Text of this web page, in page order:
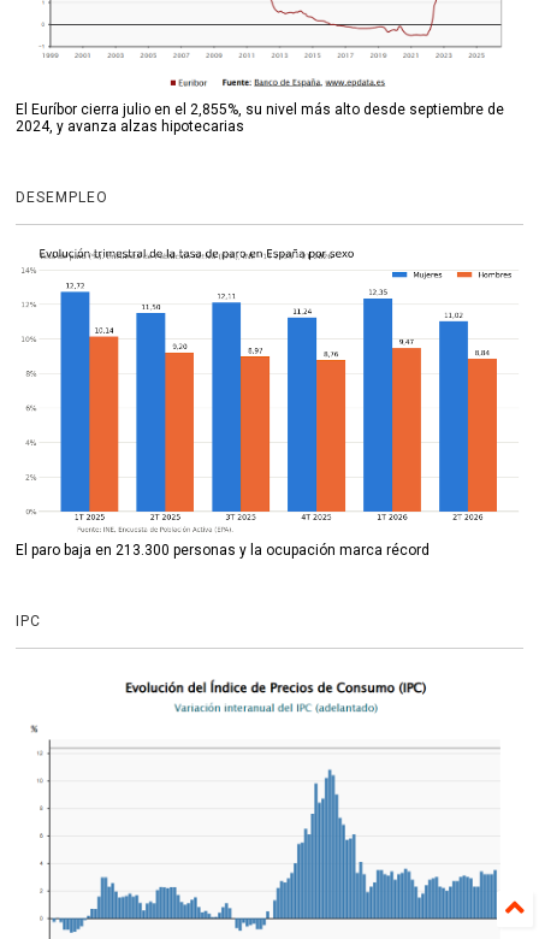
El Euríbor cierra julio en el 2,855%, su nivel más alto desde septiembre de
2024, y avanza alzas hipotecarias
DESEMPLEO
El paro baja en 213.300 personas y la ocupación marca récord
IPC